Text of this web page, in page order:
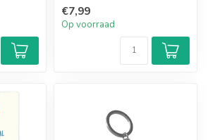
tegels!...
€7,99
Op voorraad